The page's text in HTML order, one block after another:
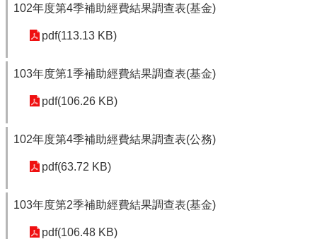
102年度第4季補助經費結果調查表(基金)
pdf(113.13 KB)
103年度第1季補助經費結果調查表(基金)
pdf(106.26 KB)
102年度第4季補助經費結果調查表(公務)
pdf(63.72 KB)
103年度第2季補助經費結果調查表(基金)
pdf(106.48 KB)